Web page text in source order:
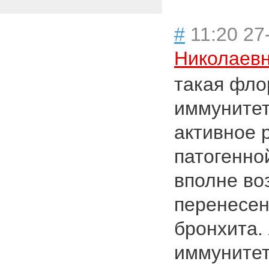
# 11:20
такая
активное
вполне